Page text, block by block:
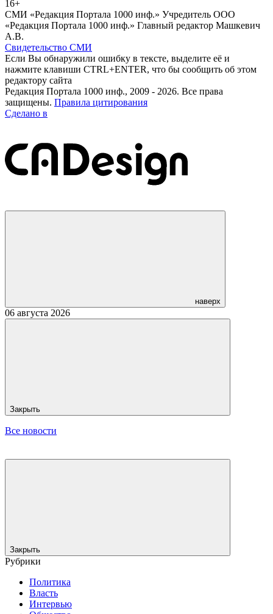
16+
СМИ «Редакция Портала 1000 инф.» Учредитель ООО
«Редакция Портала 1000 инф.» Главный редактор Машкевич
А.В.
Свидетельство СМИ
Если Вы обнаружили ошибку в тексте, выделите её и
нажмите клавиши CTRL+ENTER, что бы сообщить об этом
редактору сайта
Редакция Портала 1000 инф., 2009 - 2026. Все права
защищены. Правила цитирования
Сделано в
наверх
06 августа 2026
Закрыть
Все новости
Закрыть
Рубрики
Политика
Власть
Интервью